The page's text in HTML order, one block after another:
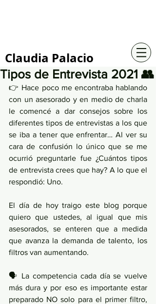
Claudia Palacio
Tipos de Entrevista 2021 👥
👉 Hace poco me encontraba hablando
con un asesorado y en medio de charla
le comencé a dar consejos sobre los
diferentes tipos de entrevistas a los que
se iba a tener que enfrentar… Al ver su
cara de confusión lo único que se me
ocurrió preguntarle fue ¿Cuántos tipos
de entrevista crees que hay? A lo que el
respondió: Uno.
El día de hoy traigo este blog porque
quiero que ustedes, al igual que mis
asesorados, se enteren que a medida
que avanza la demanda de talento, los
filtros van aumentando.
🗣 La competencia cada día se vuelve
más dura y por eso es importante estar
preparado NO solo para el primer filtro,